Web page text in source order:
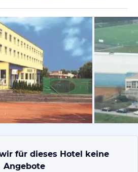
vom
für dieses Hotel keine
Angebote